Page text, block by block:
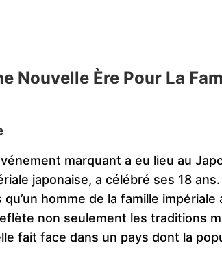
Nouvelle Ère Pour La
marquant a eu lieu au
japonaise, a célébré ses 18
homme de la famille impériale
non seulement les traditions
fait face dans un pays dont la